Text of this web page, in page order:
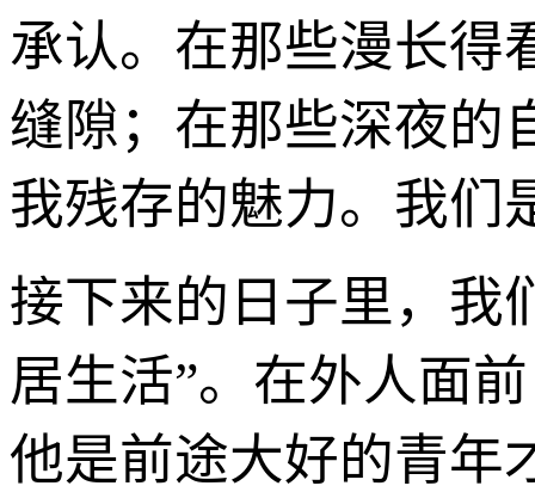
承认。在那些漫长得
缝隙；在那些深夜的
我残存的魅力。我们
接下来的日子里，我
居生活”。在外人面
他是前途大好的青年